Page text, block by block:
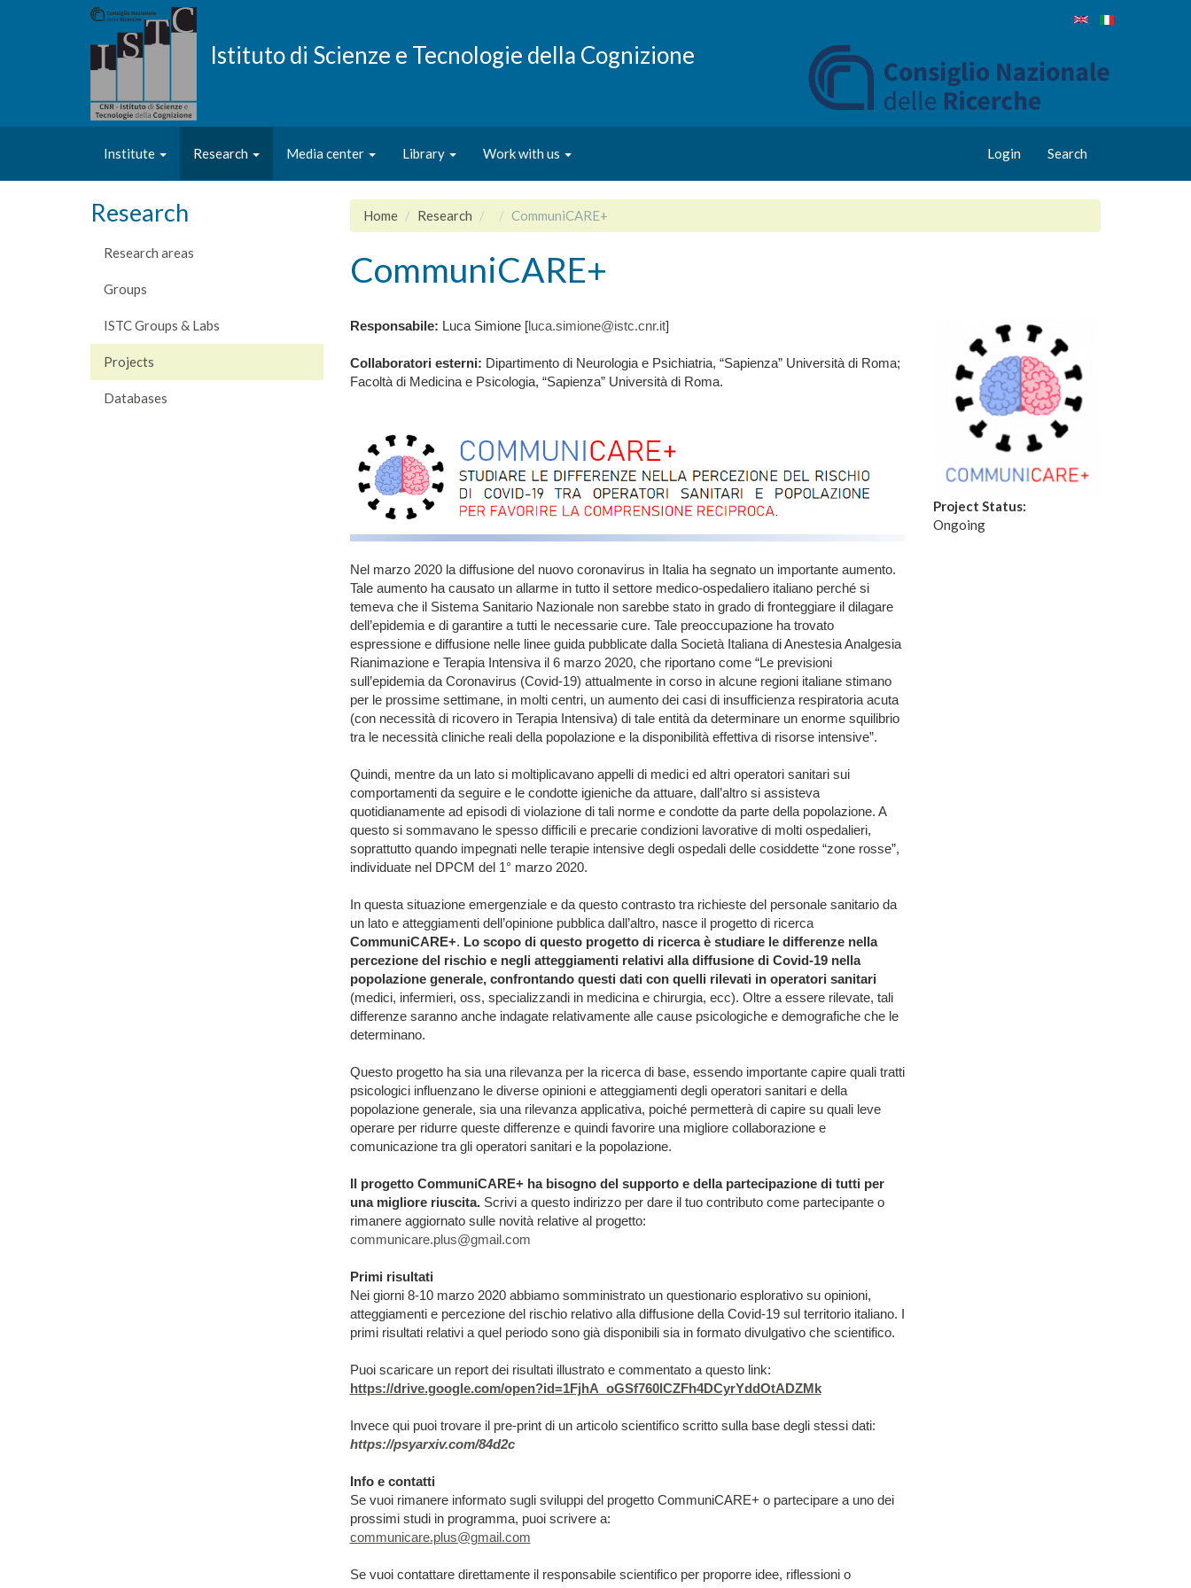
Istituto di Scienze e Tecnologie della Cognizione
Institute Research Media center Library Work with us Login Search
Research
Research areas
Groups
ISTC Groups & Labs
Projects
Databases
Home Research CommuniCARE+
CommuniCARE+
Responsabile: Luca Simione [luca.simione@istc.cnr.it]
Collaboratori esterni: Dipartimento di Neurologia e Psichiatria, “Sapienza” Università di Roma;
Facoltà di Medicina e Psicologia, “Sapienza” Università di Roma.
banner_corto.png
Nel marzo 2020 la diffusione del nuovo coronavirus in Italia ha segnato un importante aumento.
Tale aumento ha causato un allarme in tutto il settore medico-ospedaliero italiano perché si
temeva che il Sistema Sanitario Nazionale non sarebbe stato in grado di fronteggiare il dilagare
dell’epidemia e di garantire a tutti le necessarie cure. Tale preoccupazione ha trovato
espressione e diffusione nelle linee guida pubblicate dalla Società Italiana di Anestesia Analgesia
Rianimazione e Terapia Intensiva il 6 marzo 2020, che riportano come “Le previsioni
sull’epidemia da Coronavirus (Covid-19) attualmente in corso in alcune regioni italiane stimano
per le prossime settimane, in molti centri, un aumento dei casi di insufficienza respiratoria acuta
(con necessità di ricovero in Terapia Intensiva) di tale entità da determinare un enorme squilibrio
tra le necessità cliniche reali della popolazione e la disponibilità effettiva di risorse intensive”.
Quindi, mentre da un lato si moltiplicavano appelli di medici ed altri operatori sanitari sui
comportamenti da seguire e le condotte igieniche da attuare, dall’altro si assisteva
quotidianamente ad episodi di violazione di tali norme e condotte da parte della popolazione. A
questo si sommavano le spesso difficili e precarie condizioni lavorative di molti ospedalieri,
soprattutto quando impegnati nelle terapie intensive degli ospedali delle cosiddette “zone rosse”,
individuate nel DPCM del 1° marzo 2020.
In questa situazione emergenziale e da questo contrasto tra richieste del personale sanitario da
un lato e atteggiamenti dell’opinione pubblica dall’altro, nasce il progetto di ricerca
CommuniCARE+. Lo scopo di questo progetto di ricerca è studiare le differenze nella
percezione del rischio e negli atteggiamenti relativi alla diffusione di Covid-19 nella
popolazione generale, confrontando questi dati con quelli rilevati in operatori sanitari
(medici, infermieri, oss, specializzandi in medicina e chirurgia, ecc). Oltre a essere rilevate, tali
differenze saranno anche indagate relativamente alle cause psicologiche e demografiche che le
determinano.
Questo progetto ha sia una rilevanza per la ricerca di base, essendo importante capire quali tratti
psicologici influenzano le diverse opinioni e atteggiamenti degli operatori sanitari e della
popolazione generale, sia una rilevanza applicativa, poiché permetterà di capire su quali leve
operare per ridurre queste differenze e quindi favorire una migliore collaborazione e
comunicazione tra gli operatori sanitari e la popolazione.
Il progetto CommuniCARE+ ha bisogno del supporto e della partecipazione di tutti per
una migliore riuscita. Scrivi a questo indirizzo per dare il tuo contributo come partecipante o
rimanere aggiornato sulle novità relative al progetto:
communicare.plus@gmail.com
Primi risultati
Nei giorni 8-10 marzo 2020 abbiamo somministrato un questionario esplorativo su opinioni,
atteggiamenti e percezione del rischio relativo alla diffusione della Covid-19 sul territorio italiano. I
primi risultati relativi a quel periodo sono già disponibili sia in formato divulgativo che scientifico.
Puoi scaricare un report dei risultati illustrato e commentato a questo link:
https://drive.google.com/open?id=1FjhA_oGSf760lCZFh4DCyrYddOtADZMk
Invece qui puoi trovare il pre-print di un articolo scientifico scritto sulla base degli stessi dati:
https://psyarxiv.com/84d2c
Info e contatti
Se vuoi rimanere informato sugli sviluppi del progetto CommuniCARE+ o partecipare a uno dei
prossimi studi in programma, puoi scrivere a:
communicare.plus@gmail.com
Se vuoi contattare direttamente il responsabile scientifico per proporre idee, riflessioni o
Project Status:
Ongoing